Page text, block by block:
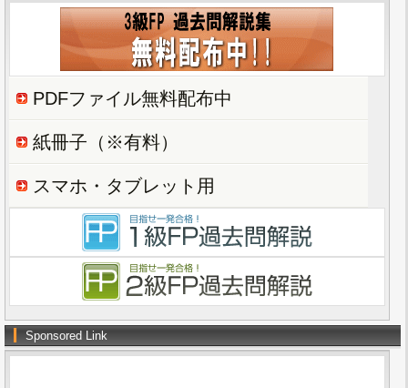
PDFファイル無料配布中
紙冊子（※有料）
スマホ・タブレット用
Sponsored Link